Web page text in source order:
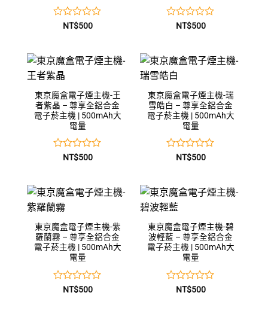
滿
分
5
NT$500
滿
分
5
NT$500
東京魔盒電子煙主機-王
者紫晶 – 尊享全鋁合金
電子菸主機 | 500mAh大
電量
滿
分
5
NT$500
東京魔盒電子煙主機-瑞
雪皓白 – 尊享全鋁合金
電子菸主機 | 500mAh大
電量
滿
分
5
NT$500
東京魔盒電子煙主機-紫
羅蘭霧 – 尊享全鋁合金
電子菸主機 | 500mAh大
電量
NT$500
東京魔盒電子煙主機-碧
波輕藍 – 尊享全鋁合金
電子菸主機 | 500mAh大
電量
NT$500